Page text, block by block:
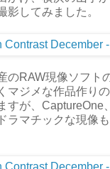
影してみました。
のRAW現像ソフト
マジメな作品作り
すが、CaptureOne
ラマチックな現像